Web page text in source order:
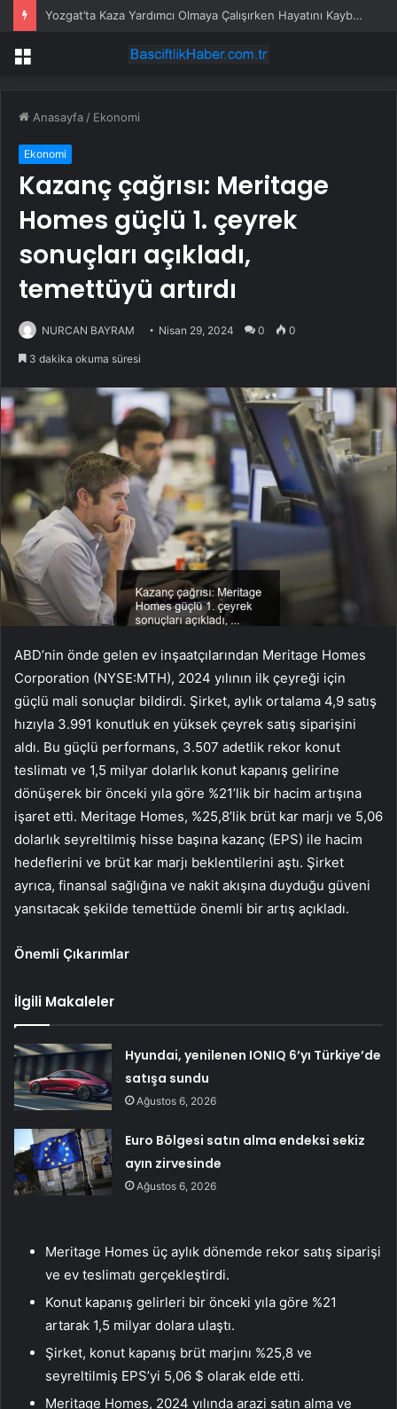
Yozgat’ta Kaza Yardımcı Olmaya Çalışırken Hayatını Kaybetti
Menü
Anasayfa / Ekonomi
Ekonomi
Kazanç çağrısı: Meritage
Homes güçlü 1. çeyrek
sonuçları açıkladı,
temettüyü artırdı
NURCAN BAYRAM Nisan 29, 2024 0 0
3 dakika okuma süresi
ABD’nin önde gelen ev inşaatçılarından Meritage Homes
Corporation (NYSE:MTH), 2024 yılının ilk çeyreği için
güçlü mali sonuçlar bildirdi. Şirket, aylık ortalama 4,9 satış
hızıyla 3.991 konutluk en yüksek çeyrek satış siparişini
aldı. Bu güçlü performans, 3.507 adetlik rekor konut
teslimatı ve 1,5 milyar dolarlık konut kapanış gelirine
dönüşerek bir önceki yıla göre %21’lik bir hacim artışına
işaret etti. Meritage Homes, %25,8’lik brüt kar marjı ve 5,06
dolarlık seyreltilmiş hisse başına kazanç (EPS) ile hacim
hedeflerini ve brüt kar marjı beklentilerini aştı. Şirket
ayrıca, finansal sağlığına ve nakit akışına duyduğu güveni
yansıtacak şekilde temettüde önemli bir artış açıkladı.
Önemli Çıkarımlar
İlgili Makaleler
Hyundai, yenilenen IONIQ 6’yı Türkiye’de
satışa sundu
Ağustos 6, 2026
Euro Bölgesi satın alma endeksi sekiz
ayın zirvesinde
Ağustos 6, 2026
Meritage Homes üç aylık dönemde rekor satış siparişi
ve ev teslimatı gerçekleştirdi.
Konut kapanış gelirleri bir önceki yıla göre %21
artarak 1,5 milyar dolara ulaştı.
Şirket, konut kapanış brüt marjını %25,8 ve
seyreltilmiş EPS’yi 5,06 $ olarak elde etti.
Meritage Homes, 2024 yılında arazi satın alma ve